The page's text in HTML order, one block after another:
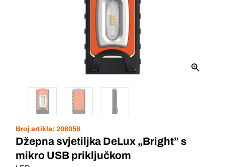
Broj artikla: 206958
Džepna svjetiljka DeLux „Bright” s
mikro USB priključkom